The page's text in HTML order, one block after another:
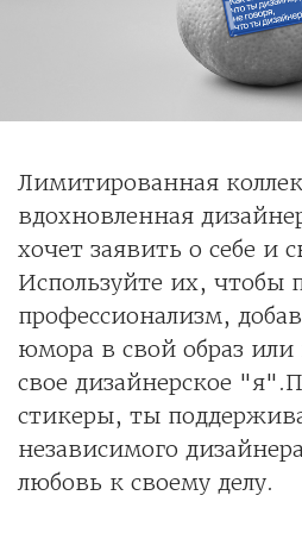
Лимитированная
вдохновленная
хочет заявить о себе и
Используйте их, чтобы
профессионализм,
юмора в свой образ или
свое дизайнерское
стикеры, ты
независимого
любовь к своему делу.